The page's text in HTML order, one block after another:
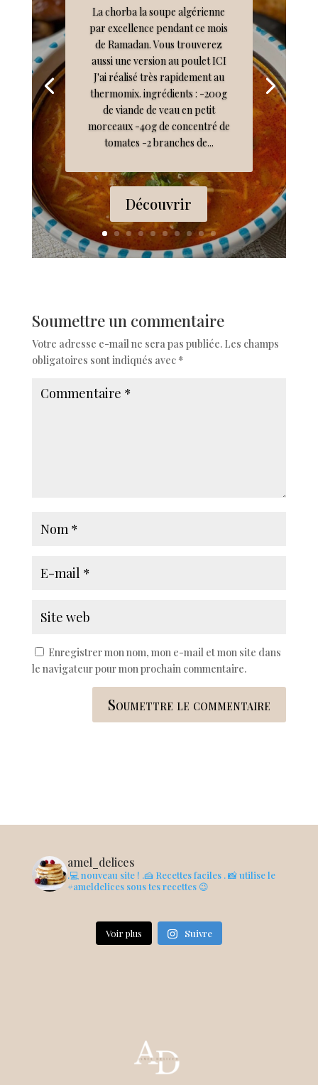
La chorba la soupe algérienne
par excellence pendant ce mois
de Ramadan. Vous trouverez
aussi une version au poulet ICI
J'ai réalisé très rapidement au
thermomix. ingrédients : -200g
de viande de veau en petit
morceaux -40g de concentré de
tomates -2 branches de...
Découvrir
Soumettre un commentaire
Votre adresse e-mail ne sera pas publiée. Les champs
obligatoires sont indiqués avec *
Enregistrer mon nom, mon e-mail et mon site dans
le navigateur pour mon prochain commentaire.
Soumettre le commentaire
amel_delices
.💻 nouveau site ! .🍰 Recettes faciles . 📸 utilise le
#ameldelices sous tes recettes 😉
Voir plus Suivre